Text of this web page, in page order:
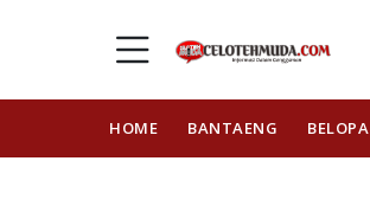
HOME BANTAENG BELOPA